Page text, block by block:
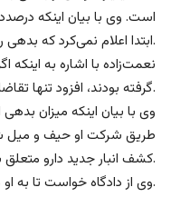
است. وی با بیان اینکه
ابتدا اعلام نمی‌کرد که بدهی را پرداخت می‌کند.
نعمت‌زاده با اشاره به اینکه
گرفته بودند، افزود تنها تقاضای او این است که زمان برای جبران و بازپرداخت بدهی‌ها داشته باشد.
طریق شرکت او حیف و میل
کشف انبار جدید دارو متعلق به خود، گفت انبار پنهانی وجود ندارد.
وی از دادگاه خواست تا به او مهلت داده شود تا بتواند شخصا پیگیر فروش املاک و پرداخت دیون باشد.